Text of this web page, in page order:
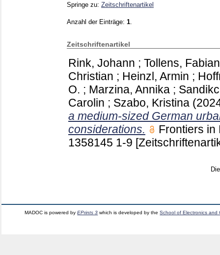
Springe zu: Zeitschriftenartikel
Anzahl der Einträge: 1
Zeitschriftenartikel
Rink, Johann ; Tollens, Fabian
Christian ; Heinzl, Armin ;
O. ; Marzina, Annika ;
Carolin ; Szabo, Kristina
a medium-sized German
considerations.
Frontiers
1358145 1-9
MADOC is powered byEPrints 3 which is developed by theSchool of Electronics and